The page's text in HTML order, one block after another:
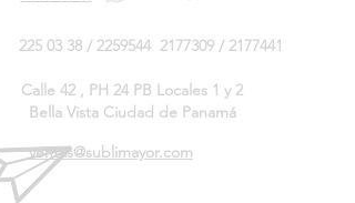
225 03 38 / 2259544 2177309 / 2177441
Calle 42 , PH 24 PB Locales 1 y 2
Bella Vista Ciudad de Panamá
ventas@sublimayor.com